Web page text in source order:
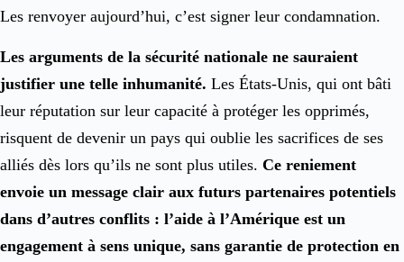
Les renvoyer aujourd’hui, c’est signer leur condamnation.
Les arguments de la sécurité nationale ne sauraient
justifier une telle inhumanité. Les États-Unis, qui ont bâti
leur réputation sur leur capacité à protéger les opprimés,
risquent de devenir un pays qui oublie les sacrifices de ses
alliés dès lors qu’ils ne sont plus utiles. Ce reniement
envoie un message clair aux futurs partenaires potentiels
dans d’autres conflits : l’aide à l’Amérique est un
engagement à sens unique, sans garantie de protection en